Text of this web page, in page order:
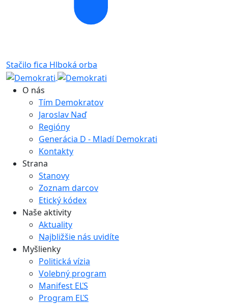
Stačilo fica Hlboká orba
O nás
Tím Demokratov
Jaroslav Naď
Regióny
Generácia D - Mladí Demokrati
Kontakty
Strana
Stanovy
Zoznam darcov
Etický kódex
Naše aktivity
Aktuality
Najbližšie nás uvidíte
Myšlienky
Politická vízia
Volebný program
Manifest EĽS
Program EĽS